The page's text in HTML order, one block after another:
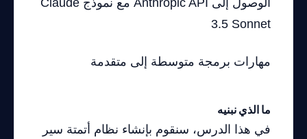
الوصول إلى Anthropic API مع نموذج Claude
3.5 Sonnet
مهارات برمجة متوسطة إلى متقدمة
ما الذي نبنيه
في هذا الدرس، سنقوم بإنشاء نظام أتمتة سير